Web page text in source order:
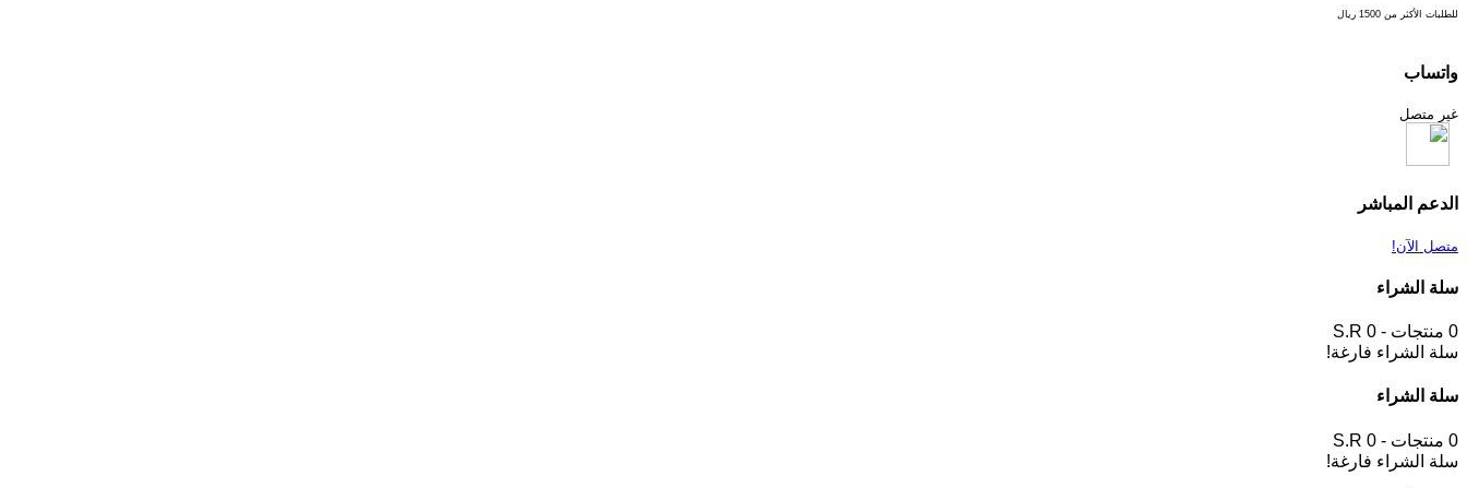
للطلبات الأكثر من 1500 ريال
واتساب
غير متصل
الدعم المباشر
متصل الآن!
سلة الشراء
0 منتجات - S.R 0
سلة الشراء فارغة!
سلة الشراء
0 منتجات - S.R 0
سلة الشراء فارغة!